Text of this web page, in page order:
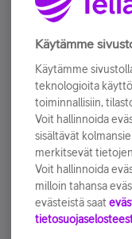
Älä jää paitsi
Tilaa Telian
sähköpostiisi.
Tilaa nyt
Käytämme
Käytämme
teknologioita
toiminnallisiin,
Voit hallinnoida
sisältävät
merkitsevät
Voit hallinnoida
milloin tahansa
evästeistä saat